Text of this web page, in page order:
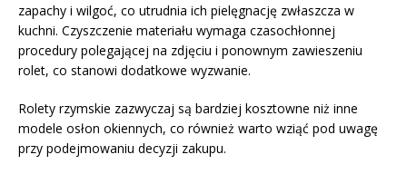
zapachy i wilgoć, co utrudnia ich pielęgnację zwłaszcza w
kuchni. Czyszczenie materiału wymaga czasochłonnej
procedury polegającej na zdjęciu i ponownym zawieszeniu
rolet, co stanowi dodatkowe wyzwanie.
Rolety rzymskie zazwyczaj są bardziej kosztowne niż inne
modele osłon okiennych, co również warto wziąć pod uwagę
przy podejmowaniu decyzji zakupu.